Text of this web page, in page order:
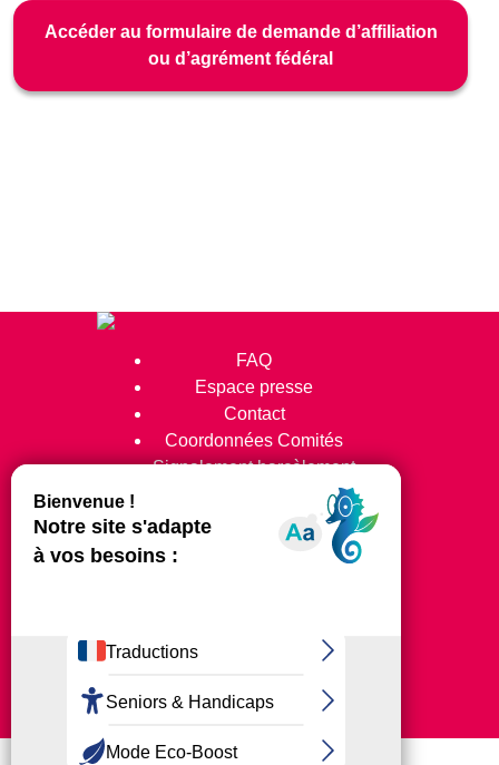
Accéder au formulaire de demande d’affiliation
ou d’agrément fédéral
FAQ
Espace presse
Contact
Coordonnées Comités
Signalement harcèlement
Suivez-nous !
© 2024 Tous Droits Réservés
Mentions légales
Plan du site